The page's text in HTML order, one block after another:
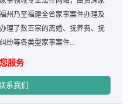
州乃至福建全省家事案件办理及
理了数百宗的离婚、抚养费、抚
纷等各类型家事案件...
服务
系我们